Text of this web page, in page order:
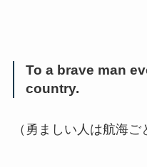
To a brave man
country.
（勇ましい人は航海ご